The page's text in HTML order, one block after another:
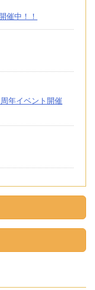
催中！！
年イベント開催